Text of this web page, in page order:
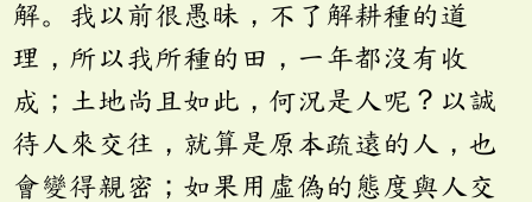
解。我以前很愚昧，不了解耕種的道
理，所以我所種的田，一年都沒有收
成；土地尚且如此，何況是人呢？以誠
待人來交往，就算是原本疏遠的人，也
會變得親密；如果用虛偽的態度與人交